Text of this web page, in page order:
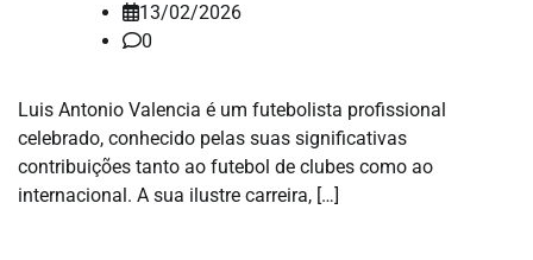
13/02/2026
0
Luis Antonio Valencia é um futebolista profissional
celebrado, conhecido pelas suas significativas
contribuições tanto ao futebol de clubes como ao
internacional. A sua ilustre carreira, […]